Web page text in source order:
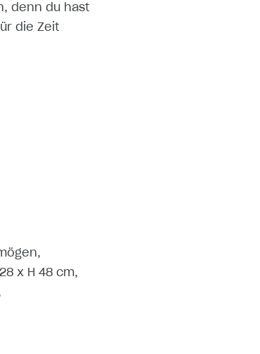
denn du hast
die Zeit
x H 48 cm,